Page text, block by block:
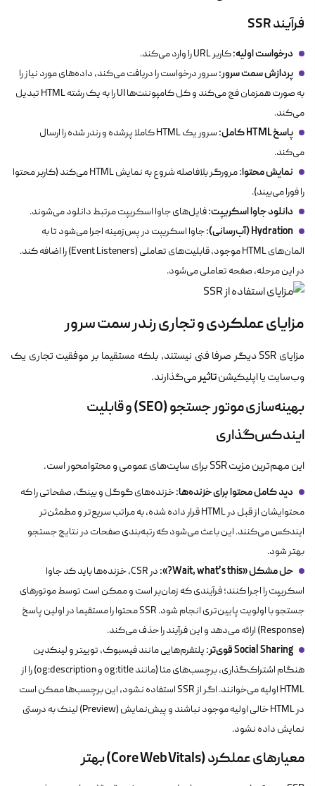
فرآیند SSR
درخواست اولیه:کاربر URL را وارد می‌کند.
پردازش سمت سرور: سرور درخواست را دریافت می‌کند، داده‌های مورد نیاز را
به صورت همزمان فچ می‌کند و کل کامپوننت‌ها UI را به یک رشته HTML تبدیل
می‌کند.
پاسخ HTML کامل:
سرور یک HTML کاملا پرشده و رندر شده را ارسال
می‌کند.
نمایش محتوا:
مرورگر بلافاصله شروع به نمایش HTML می‌کند (کاربر محتوا
را فورا می‌بیند).
دانلود جاوا اسکریپت:فایل‌های جاوا اسکریپت مرتبط دانلود می‌شوند.
Hydration (آب‌رسانی):
جاوا اسکریپت در پس‌زمینه اجرا می‌شود تا به
المان‌های HTML موجود، قابلیت‌های تعاملی (Event Listeners) را اضافه کند.
در این مرحله، صفحه تعاملی می‌شود.
مزایای عملکردی و تجاری رندر سمت سرور
مزایای SSR دیگر صرفا فنی نیستند، بلکه مستقیما بر موفقیت تجاری یک
وب‌سایت یا اپلیکیشنتاثیرمی‌گذارند.
بهینه‌سازی موتور جستجو (SEO) و قابلیت
ایندکس‌گذاری
این مهم‌ترین مزیت SSR برای سایت‌های عمومی و محتوامحور است.
دید کامل محتوا برای خزنده‌ها:خزنده‌های گوگل و بینگ، صفحاتی را که
محتوایشان از قبل در HTML قرار داده شده، به مراتب سریع‌تر و مطمئن‌تر
ایندکس می‌کنند. این باعث می‌شود که رتبه‌بندی صفحات در نتایج جستجو
بهتر شود.
حل مشکل «Wait, what’s this?»:
در CSR، خزنده‌ها باید کد جاوا
اسکریپت را اجرا کنند؛ فرآیندی که زمان‌بر است و ممکن است توسط موتورهای
جستجو با اولویت پایین‌تری انجام شود. SSR محتوا را مستقیما در اولین پاسخ
(Response) ارائه می‌دهد و این فرآیند را حذف می‌کند.
Social Sharing قوی‌تر:
پلتفرم‌هایی مانند فیسبوک، توییتر و لینکدین
هنگام اشتراک‌گذاری، برچسب‌های متا (مانندog:titleوog:description) را از
HTML اولیه می‌خوانند. اگر از SSR استفاده نشود، این برچسب‌ها ممکن است
در HTML خالی اولیه موجود نباشند و پیش‌نمایش (Preview) لینک به درستی
نمایش داده نشود.
معیارهای عملکرد (Core Web Vitals) بهتر